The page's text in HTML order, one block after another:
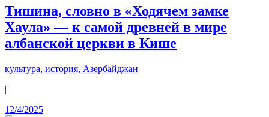
Тишина, словно в «Ходячем замке
Хаула» — к самой древней в мире
албанской церкви в Кише
культура, история, Азербайджан
|
12/4/2025